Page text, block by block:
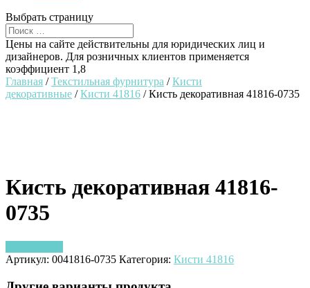
Выбрать страницу
Цены на сайте действительны для юридических лиц и
дизайнеров. Для розничных клиентов применяется
коэффициент 1,8
Главная /Текстильная фурнитура /Кисти
декоративные /Кисти 41816 / Кисть декоративная 41816-0735
Кисть декоративная 41816-
0735
Артикул: 0041816-0735 Категория: Кисти 41816